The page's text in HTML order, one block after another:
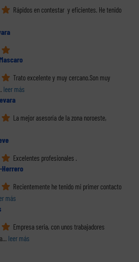
Rápidos en contestar  y eficientes. He tenido
Trato excelente y muy cercano.Son muy
leer más
La mejor asesoría de la zona noroeste,
Excelentes profesionales .
Herrero
Recientemente he tenido mi primer contacto
más
Empresa seria, con unos trabajadores
... leer más